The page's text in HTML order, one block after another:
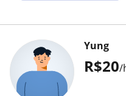
R$20/
Yung